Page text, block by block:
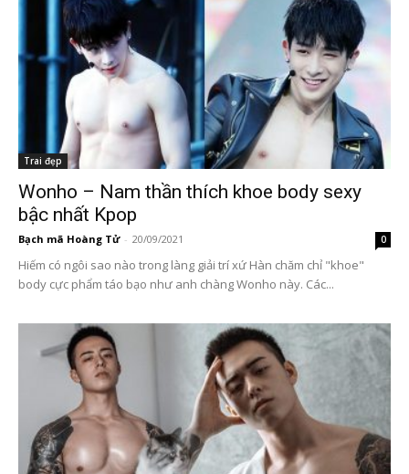
Trai đẹp
Wonho – Nam thần thích khoe body sexy
bậc nhất Kpop
Bạch mã Hoàng Tử - 20/09/2021 0
Hiếm có ngôi sao nào trong làng giải trí xứ Hàn chăm chỉ "khoe"
body cực phẩm táo bạo như anh chàng Wonho này. Các...